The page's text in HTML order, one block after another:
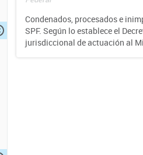
Condenados, procesados e
SPF. Según lo establece el
jurisdiccional de actuación al